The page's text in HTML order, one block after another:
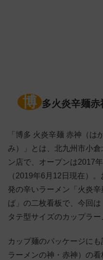
博 多火炎辛麺
「博多 火炎辛麺 赤神（は
み）」とは、北九州市小
ン店で、オープンは2017
（2019年6月12日現在）
発の辛いラーメン「火炎
ば」の二枚看板で、今回
タテ型サイズのカップラー
カップ麺のパッケージに
ラーメンの神・赤神）の